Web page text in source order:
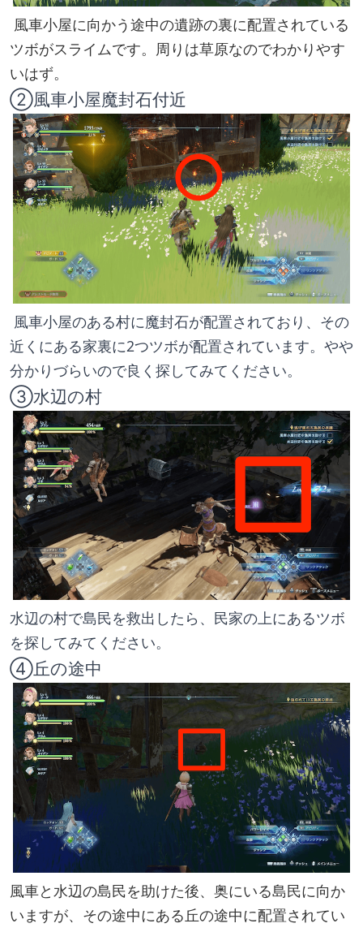
風車小屋に向かう途中の遺跡の裏に配置されている
ツボがスライムです。周りは草原なのでわかりやす
いはず。
②風車小屋魔封石付近
近くにある家裏に2つツボが配置されています。やや
分かりづらいので良く探してみてください。
③水辺の村
水辺の村で島民を救出したら、民家の上にあるツボ
を探してみてください。
④丘の途中
風車と水辺の島民を助けた後、奥にいる島民に向か
いますが、その途中にある丘の途中に配置されてい